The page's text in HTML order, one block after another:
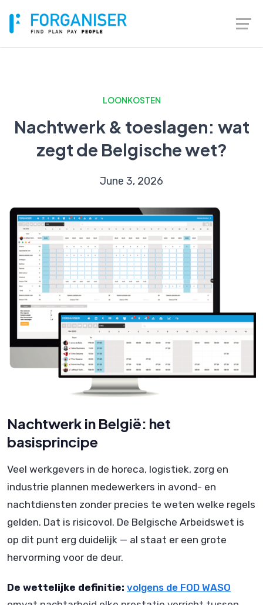
LOONKOSTEN
Nachtwerk & toeslagen: wat
zegt de Belgische wet?
June 3, 2026
Nachtwerk in België: het
basisprincipe
Veel werkgevers in de horeca, logistiek, zorg en
industrie plannen medewerkers in avond- en
nachtdiensten zonder precies te weten welke regels
gelden. Dat is risicovol. De Belgische Arbeidswet is
op dit punt erg duidelijk — al staat er een grote
hervorming voor de deur.
De wettelijke definitie: volgens de FOD WASO